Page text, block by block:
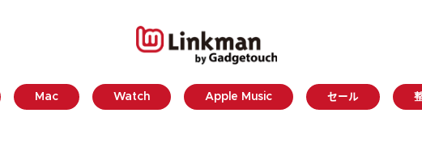
Mac Watch Apple Music セール